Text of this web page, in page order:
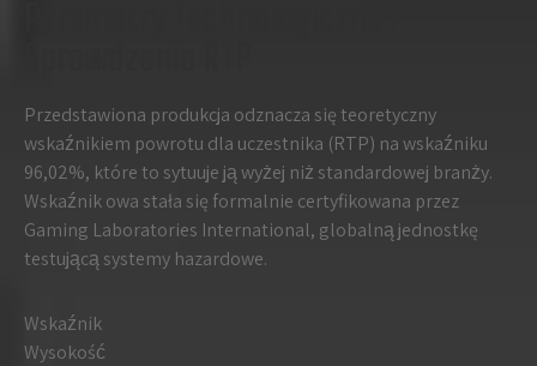
Przedstawiona produkcja odznacza się teoretyczny
wskaźnikiem powrotu dla uczestnika (RTP) na wskaźniku
96,02%, które to sytuuje ją wyżej niż standardowej branży.
Wskaźnik owa stała się formalnie certyfikowana przez
Gaming Laboratories International, globalną jednostkę
testującą systemy hazardowe.
Wskaźnik
Wysokość